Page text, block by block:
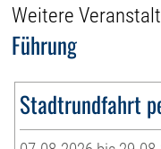
Weitere
Führung
Stadtrundfahrt